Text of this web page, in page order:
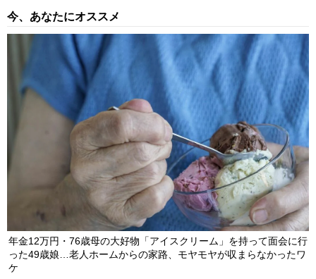
今、あなたにオススメ
年金12万円・76歳母の大好物「アイスクリーム」を持って面会に行
った49歳娘…老人ホームからの家路、モヤモヤが収まらなかったワ
ケ